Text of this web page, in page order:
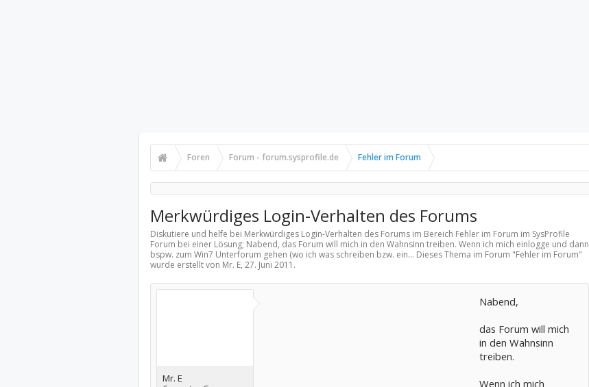
Foren Forum - forum.sysprofile.de Fehler im Forum
Merkwürdiges Login-Verhalten des Forums
Diskutiere und helfe bei Merkwürdiges Login-Verhalten des Forums im Bereich Fehler im Forum im SysProfile
Forum bei einer Lösung; Nabend, das Forum will mich in den Wahnsinn treiben. Wenn ich mich einlogge und dann
bspw. zum Win7 Unterforum gehen (wo ich was schreiben bzw. ein... Dieses Thema im Forum "Fehler im Forum"
wurde erstellt von Mr. E, 27. Juni 2011 .
Mr. E
Nabend,
das Forum will mich
in den Wahnsinn
treiben.
Wenn ich mich